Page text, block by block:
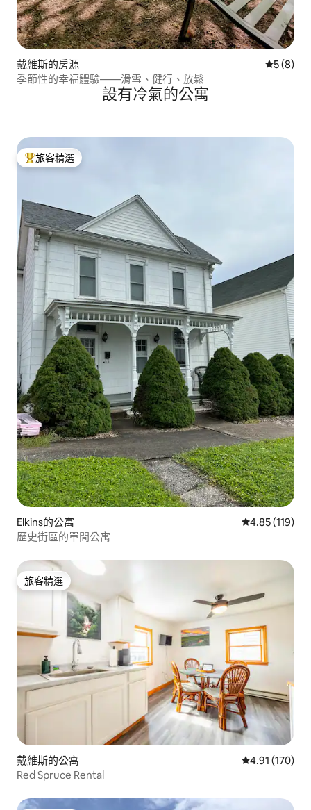
戴維斯的房源 從 8 則評
5 (8)
季節性的幸福體驗——滑雪、健行、放鬆
設有冷氣的公寓
旅客精選榜首
旅客精選
Elkins的公寓 從 119 則評價
4.85 (119)
歷史街區的單間公寓
旅客精選
旅客精選
戴維斯的公寓 從 170 則評價
4.91 (170)
Red Spruce Rental